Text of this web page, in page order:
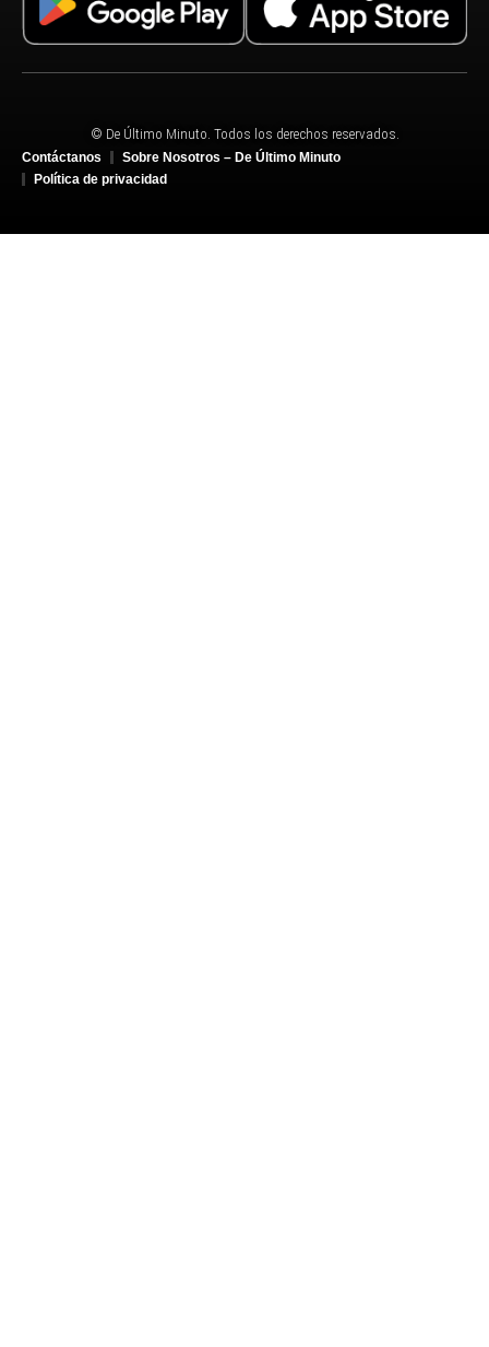
© De Último Minuto. Todos los derechos reservados.
Contáctanos
Sobre Nosotros – De Último Minuto
Política de privacidad